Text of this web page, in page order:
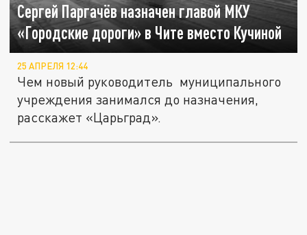
Сергей Паргачёв назначен главой МКУ
«Городские дороги» в Чите вместо Кучиной
25 АПРЕЛЯ 12:44
Чем новый руководитель муниципального
учреждения занимался до назначения,
расскажет «Царьград».